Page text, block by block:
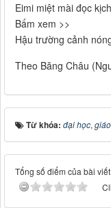
Eimi miệt mài đọc
Bấm xem >>
Hậu trường cảnh
Theo Băng Châu
Từ khóa: đại học,
Tổng số điểm của bài